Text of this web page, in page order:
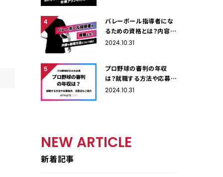
バレーボール指導者にな
るための資格とは？内容や
取得方法について紹介
2024.10.31
プロ野球の審判の年収
は？就職する方法や応募条
件、注意点もご紹介
2024.10.31
NEW ARTICLE
新着記事